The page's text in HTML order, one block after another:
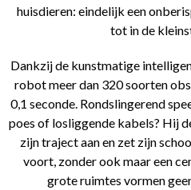
huisdieren: eindelijk een
tot in de
Dankzij de kunstmatige
robot meer dan 320 soorten
0,1 seconde. Rondslingerend
poes of losliggende kabels? Hij
zijn traject aan en zet zijn
voort, zonder ook maar een
grote ruimtes vormen